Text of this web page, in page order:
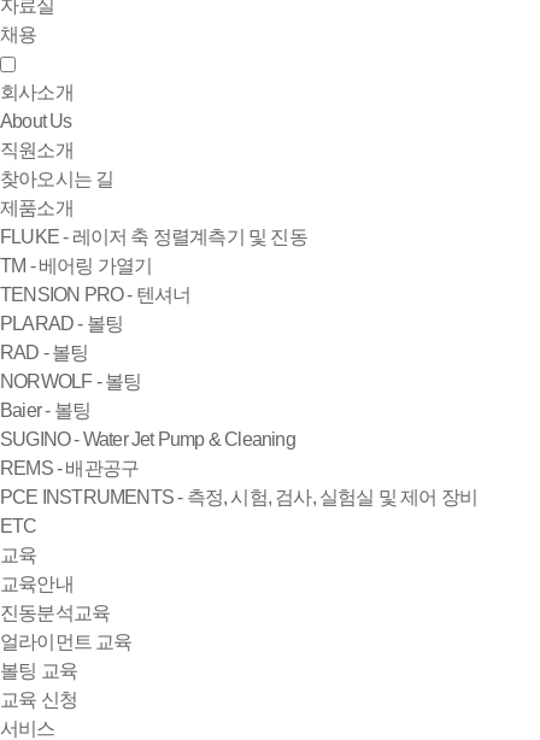
자료실
채용
회사소개
About Us
직원소개
찾아오시는 길
제품소개
FLUKE - 레이저 축 정렬계측기 및 진동
TM - 베어링 가열기
TENSION PRO - 텐셔너
PLARAD - 볼팅
RAD - 볼팅
NORWOLF - 볼팅
Baier - 볼팅
SUGINO - Water Jet Pump & Cleaning
REMS - 배관공구
PCE INSTRUMENTS - 측정, 시험, 검사, 실험실 및 제어 장비
ETC
교육
교육안내
진동분석교육
얼라이먼트 교육
볼팅 교육
교육 신청
서비스